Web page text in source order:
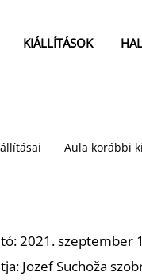
KIÁLLÍTÁSOK
Aula korábbi
2021. szeptember
Jozef Suchoža